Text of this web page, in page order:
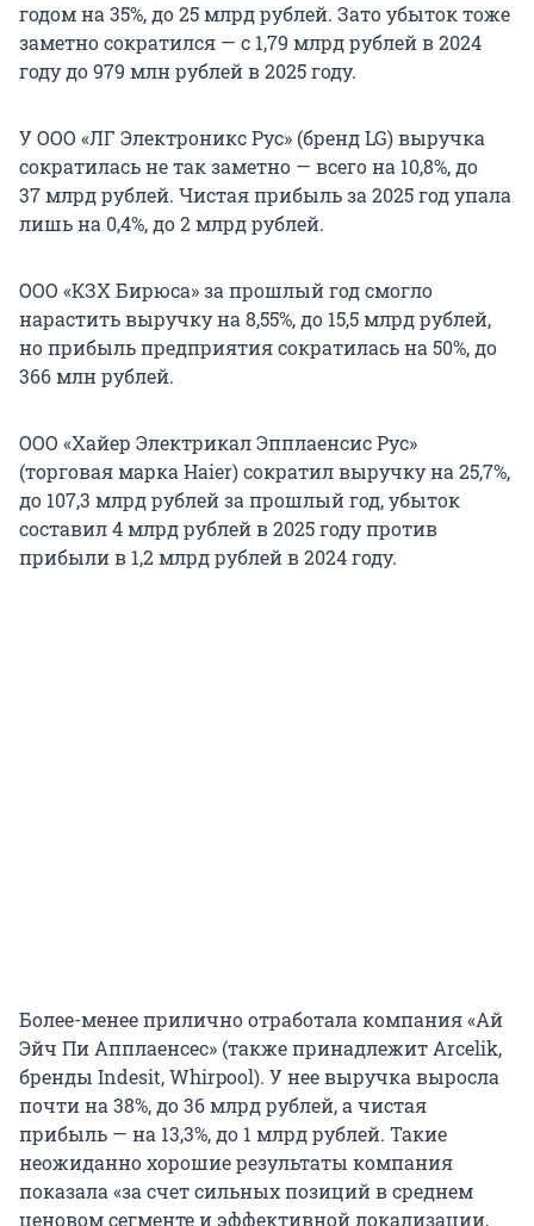
годом на 35%, до 25 млрд рублей. Зато убыток тоже
заметно сократился — с 1,79 млрд рублей в 2024
году до 979 млн рублей в 2025 году.
У ООО «ЛГ Электроникс Рус» (бренд LG) выручка
сократилась не так заметно — всего на 10,8%, до
37 млрд рублей. Чистая прибыль за 2025 год упала
лишь на 0,4%, до 2 млрд рублей.
ООО «КЗХ Бирюса» за прошлый год смогло
нарастить выручку на 8,55%, до 15,5 млрд рублей,
но прибыль предприятия сократилась на 50%, до
366 млн рублей.
ООО «Хайер Электрикал Эпплаенсис Рус»
(торговая марка Haier) сократил выручку на 25,7%,
до 107,3 млрд рублей за прошлый год, убыток
составил 4 млрд рублей в 2025 году против
прибыли в 1,2 млрд рублей в 2024 году.
Более-менее прилично отработала компания «Ай
Эйч Пи Апплаенсес» (также принадлежит Arcelik,
бренды Indesit, Whirpool). У нее выручка выросла
почти на 38%, до 36 млрд рублей, а чистая
прибыль — на 13,3%, до 1 млрд рублей. Такие
неожиданно хорошие результаты компания
показала «за счет сильных позиций в среднем
ценовом сегменте и эффективной локализации,